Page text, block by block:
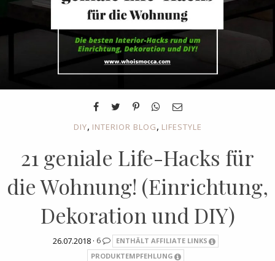
DIY, INTERIOR BLOG, LIFESTYLE
21 geniale Life-Hacks für
die Wohnung! (Einrichtung,
Dekoration und DIY)
26.07.2018 · 6
ENTHÄLT AFFILIATE LINKS
PRODUKTEMPFEHLUNG